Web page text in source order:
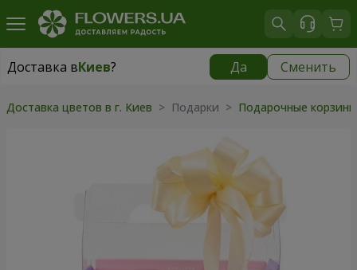
Доставка вКиев? Да Сменить
Доставка вКиев
Доставка цветов в г. Киев > Подарки > Подарочные